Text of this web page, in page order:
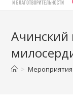
Ачинский
> Мероприятия